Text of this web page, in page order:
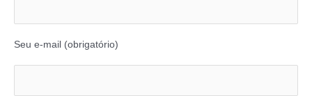
Seu e-mail (obrigatório)